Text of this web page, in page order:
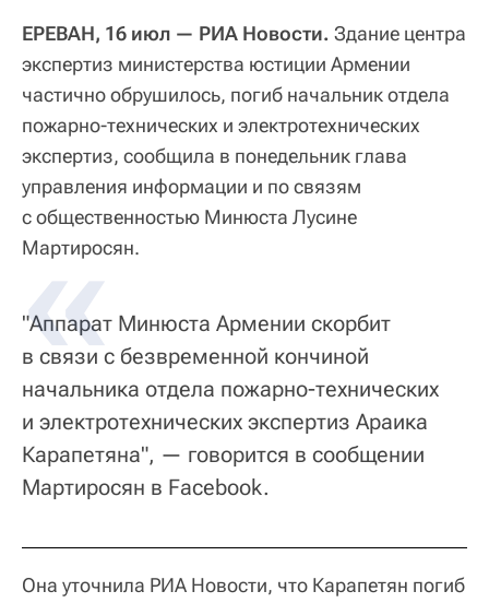
ЕРЕВАН, 16 июл — РИА Новости. Здание центра
экспертиз министерства юстиции Армении
частично обрушилось, погиб начальник отдела
пожарно-технических и электротехнических
экспертиз, сообщила в понедельник глава
управления информации и по связям
с общественностью Минюста Лусине
Мартиросян.
"Аппарат Минюста Армении скорбит
в связи с безвременной кончиной
начальника отдела пожарно-технических
и электротехнических экспертиз Араика
Карапетяна", — говорится в сообщении
Мартиросян в Facebook.
Она уточнила РИА Новости, что Карапетян погиб